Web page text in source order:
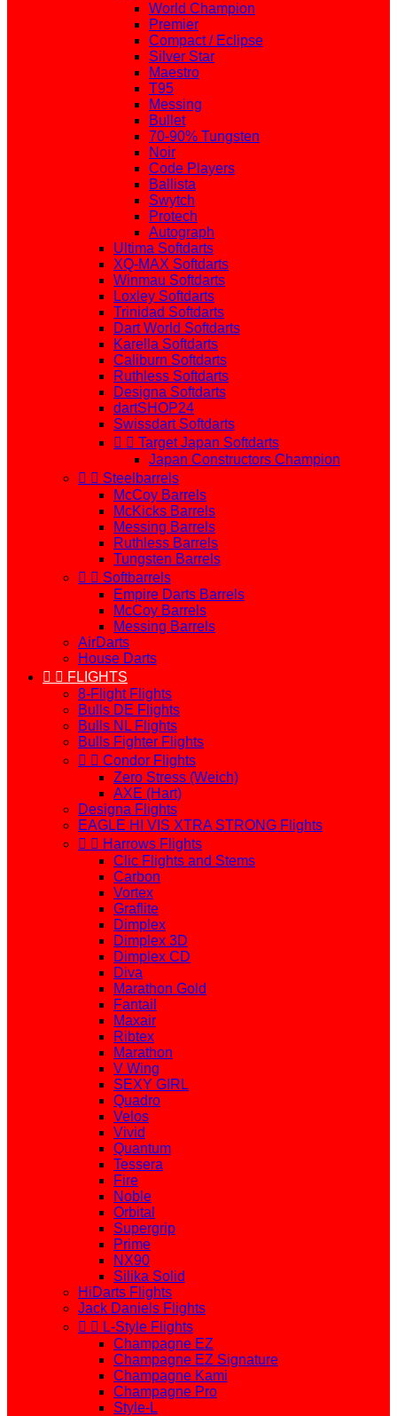
World Champion
Premier
Compact / Eclipse
Silver Star
Maestro
T95
Messing
Bullet
70-90% Tungsten
Noir
Code Players
Ballista
Swytch
Protech
Autograph
Ultima Softdarts
XQ-MAX Softdarts
Winmau Softdarts
Loxley Softdarts
Trinidad Softdarts
Dart World Softdarts
Karella Softdarts
Caliburn Softdarts
Ruthless Softdarts
Designa Softdarts
dartSHOP24
Swissdart Softdarts
  Target Japan Softdarts
Japan Constructors Champion
  Steelbarrels
McCoy Barrels
McKicks Barrels
Messing Barrels
Ruthless Barrels
Tungsten Barrels
  Softbarrels
Empire Darts Barrels
McCoy Barrels
Messing Barrels
AirDarts
House Darts
  FLIGHTS
8-Flight Flights
Bulls DE Flights
Bulls NL Flights
Bulls Fighter Flights
  Condor Flights
Zero Stress (Weich)
AXE (Hart)
Designa Flights
EAGLE HI VIS XTRA STRONG Flights
  Harrows Flights
Clic Flights and Stems
Carbon
Vortex
Graflite
Dimplex
Dimplex 3D
Dimplex CD
Diva
Marathon Gold
Fantail
Maxair
Ribtex
Marathon
V Wing
SEXY GIRL
Quadro
Velos
Vivid
Quantum
Tessera
Fire
Noble
Orbital
Supergrip
Prime
NX90
Silika Solid
HiDarts Flights
Jack Daniels Flights
  L-Style Flights
Champagne EZ
Champagne EZ Signature
Champagne Kami
Champagne Pro
Style-L